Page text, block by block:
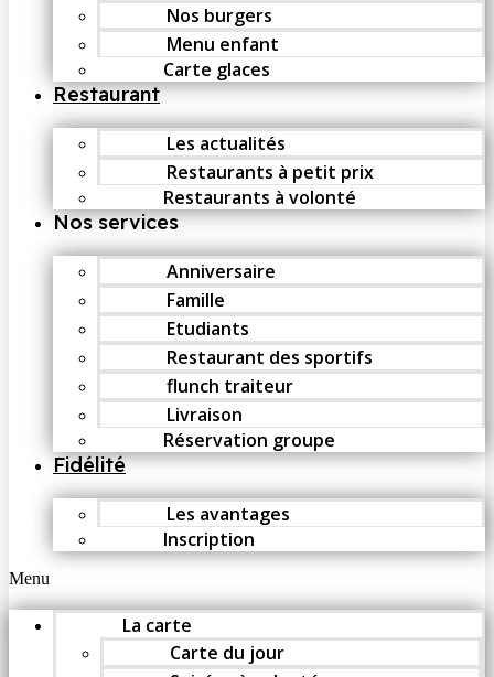
Nos burgers
Menu enfant
Carte glaces
Restaurant
Les actualités
Restaurants à petit prix
Restaurants à volonté
Nos services
Anniversaire
Famille
Etudiants
Restaurant des sportifs
flunch traiteur
Livraison
Réservation groupe
Fidélité
Les avantages
Inscription
Menu
La carte
Carte du jour